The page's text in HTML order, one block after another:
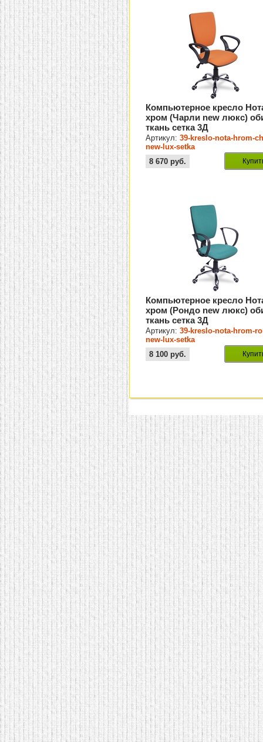
Компьютерное кресло
хром (Чарли new люкс)
ткань сетка 3Д
Артикул:39-kreslo-nota-hrom-
new-lux-setka
8 670 руб.
Компьютерное кресло
хром (Рондо new люкс)
ткань сетка 3Д
Артикул:39-kreslo-nota-hrom-
new-lux-setka
8 100 руб.